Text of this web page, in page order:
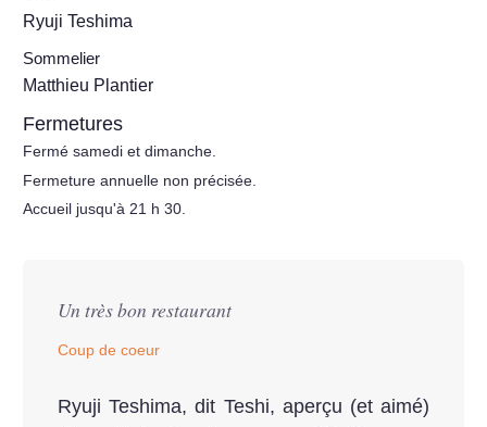
Ryuji Teshima
Sommelier
Matthieu Plantier
Fermetures
Fermé samedi et dimanche.
Fermeture annuelle non précisée.
Accueil jusqu'à 21 h 30.
Un très bon restaurant
Coup de coeur
Ryuji Teshima, dit Teshi, aperçu (et aimé)